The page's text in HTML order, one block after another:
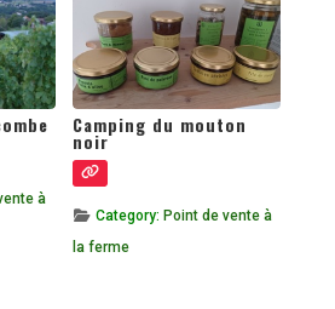
à
Camping du mouton
noir
Category: Point de vente à
la ferme